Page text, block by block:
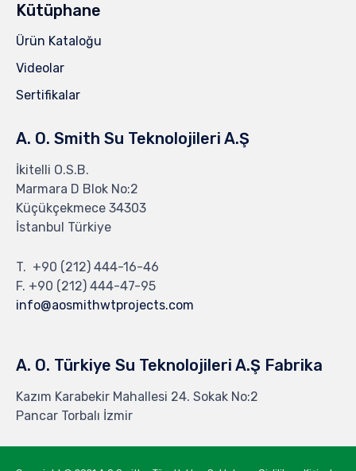
Kütüphane
Ürün Kataloğu
Videolar
Sertifikalar
A. O. Smith Su Teknolojileri A.Ş
İkitelli O.S.B.
Marmara D Blok No:2
Küçükçekmece 34303
İstanbul Türkiye
T. +90 (212) 444-16-46
F. +90 (212) 444-47-95
info@aosmithwtprojects.com
A. O. Türkiye Su Teknolojileri A.Ş Fabrika
Kazım Karabekir Mahallesi 24. Sokak No:2
Pancar Torbalı İzmir